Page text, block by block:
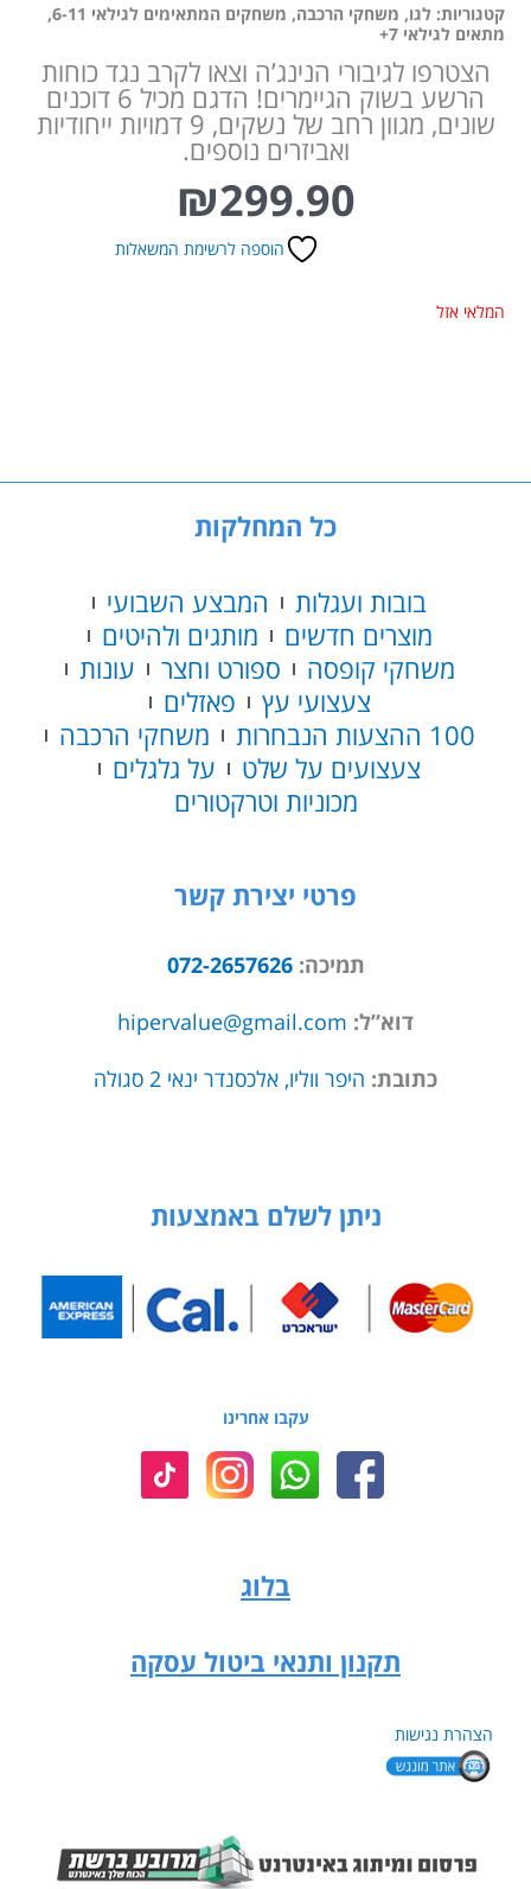
קטגוריות: לגו, משחקי הרכבה, משחקים המתאימים לגילאי 6-11
,
מתאים לגילאי 7+
הצטרפו לגיבורי הנינג’ה וצאו לקרב נגד כוחות
הרשע בשוק הגיימרים! הדגם מכיל 6 דוכנים
שונים, מגוון רחב של נשקים, 9 דמויות ייחודיות
ואביזרים נוספים.
₪299.90
הוספה לרשימת המשאלות
המלאי אזל
כל המחלקות
בובות ועגלות
המבצע השבועי
מוצרים חדשים
מותגים ולהיטים
משחקי קופסה
ספורט וחצר
עונות
צעצועי עץ
פאזלים
100 ההצעות הנבחרות
משחקי הרכבה
צעצועים על שלט
על גלגלים
מכוניות וטרקטורים
פרטי יצירת קשר
תמיכה:072-2657626
דוא”ל: hipervalue@gmail.com
כתובת: היפר ווליו, אלכסנדר ינאי 2 סגולה
ניתן לשלם באמצעות
עקבו אחרינו
בלוג
תקנון ותנאי ביטול עסקה
הצהרת נגישות